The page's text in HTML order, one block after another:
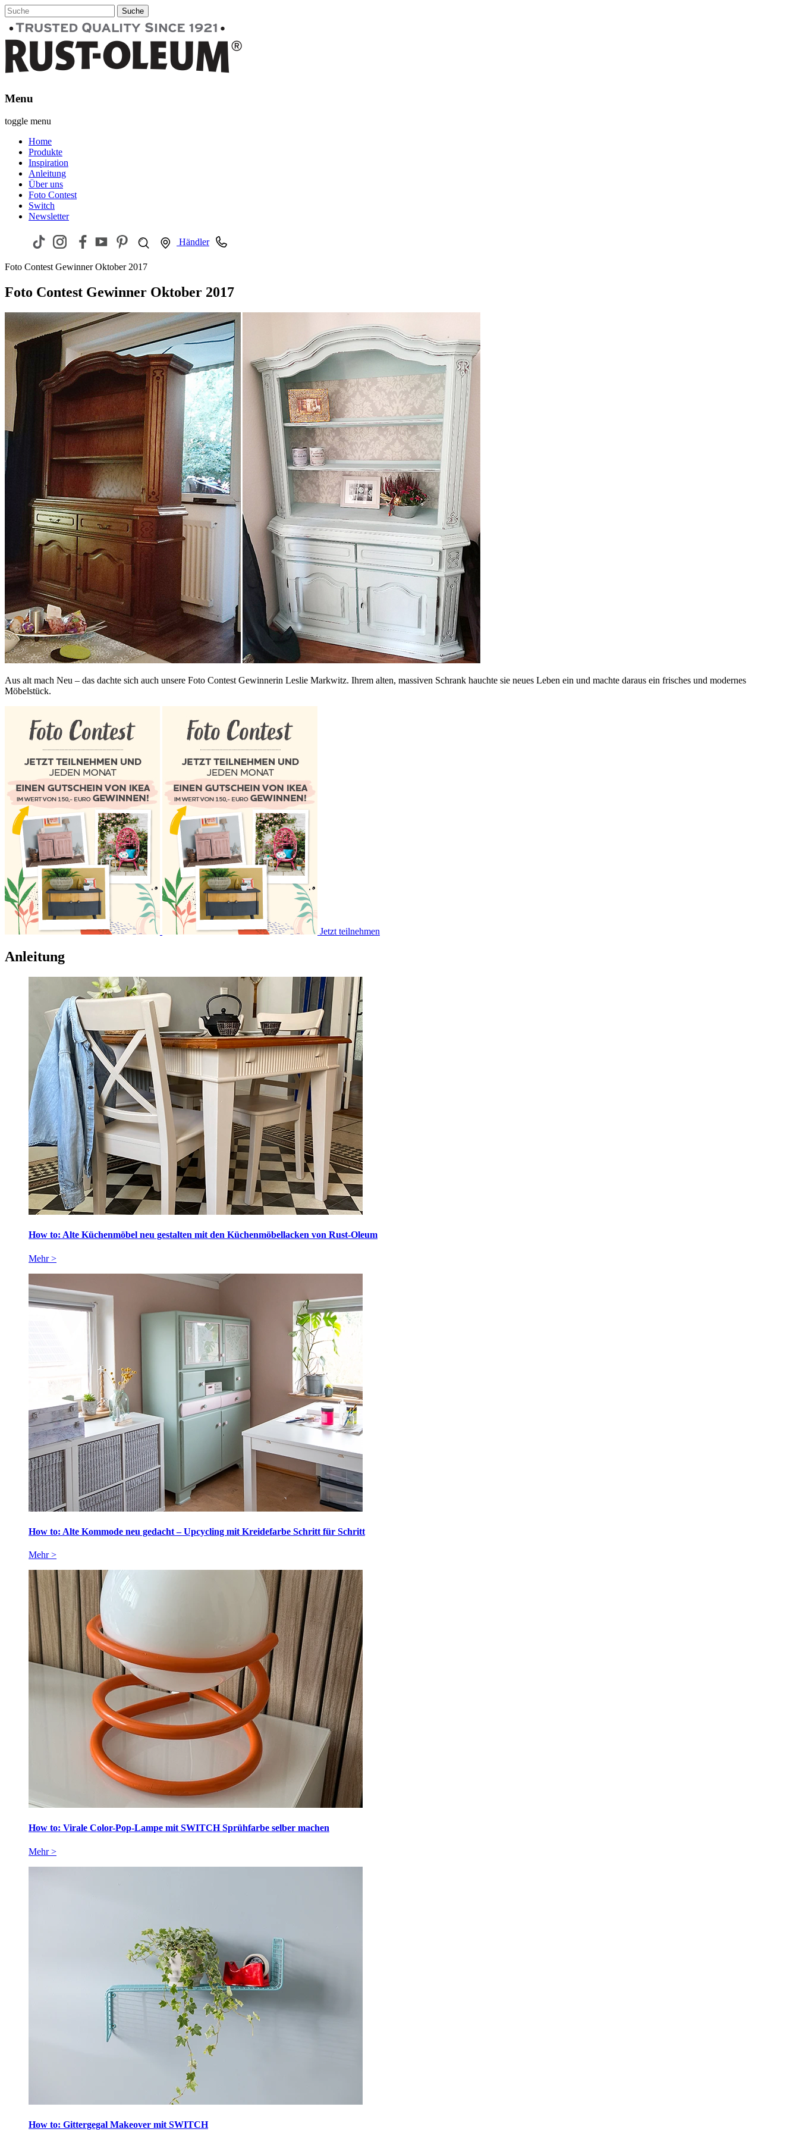
Menu
toggle menu
Home
Produkte
Inspiration
Anleitung
Über uns
Foto Contest
Switch
Newsletter
Händler
Foto Contest Gewinner Oktober 2017
Foto Contest Gewinner Oktober 2017
Aus alt mach Neu – das dachte sich auch unsere Foto Contest Gewinnerin Leslie Markwitz. Ihrem alten, massiven Schrank hauchte sie neues Leben ein und machte daraus ein frisches und modernes
Möbelstück.
Jetzt teilnehmen
Anleitung
How to: Alte Küchenmöbel neu gestalten mit den Küchenmöbellacken von Rust-Oleum
Mehr >
How to: Alte Kommode neu gedacht – Upcycling mit Kreidefarbe Schritt für Schritt
Mehr >
How to: Virale Color-Pop-Lampe mit SWITCH Sprühfarbe selber machen
Mehr >
How to: Gittergegal Makeover mit SWITCH